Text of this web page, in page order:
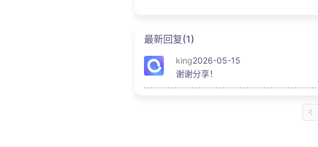
最新回复(1)
king2026-05-15
谢谢分享！